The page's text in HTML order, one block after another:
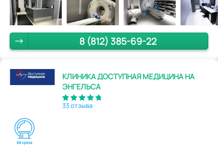
8 (812) 385-69-22
КЛИНИКА ДОСТУПНАЯ МЕДИЦИНА НА
ЭНГЕЛЬСА
33 отзыва